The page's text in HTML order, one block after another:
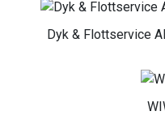
Dyk & Flottservice